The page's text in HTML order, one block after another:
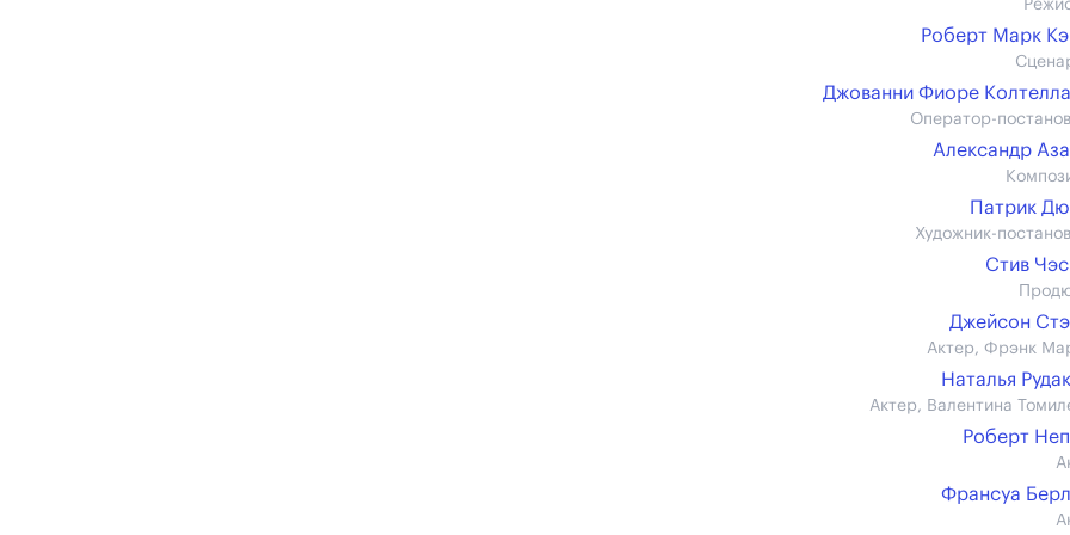
Роберт Марк
Джованни Фиоре
Оператор-
Александр
Патрик
Художник-
Стив
Джейсон
Актер, Фрэнк
Наталья
Актер, Валентина
Роберт
Франсуа